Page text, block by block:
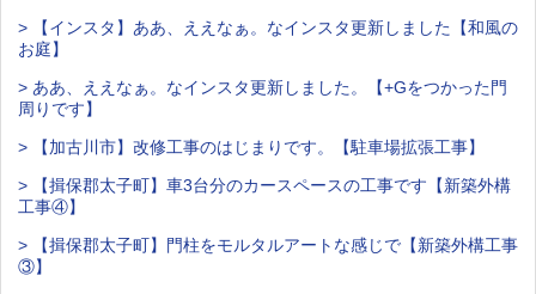
> 【インスタ】ああ、ええなぁ。なインスタ更新しました【和風の
お庭】
> ああ、ええなぁ。なインスタ更新しました。【+Gをつかった門
周りです】
> 【加古川市】改修工事のはじまりです。【駐車場拡張工事】
> 【揖保郡太子町】車3台分のカースペースの工事です【新築外構
工事④】
> 【揖保郡太子町】門柱をモルタルアートな感じで【新築外構工事
③】